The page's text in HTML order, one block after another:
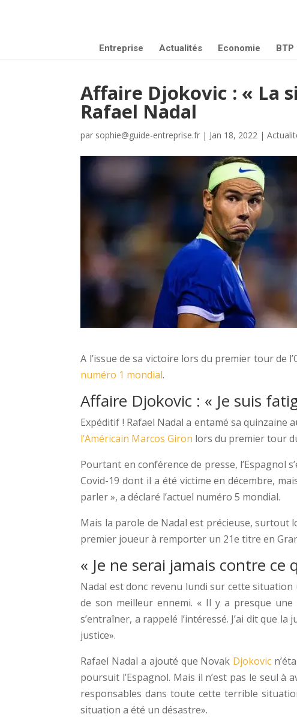
Entreprise Actualités Economie BTP
Affaire Djokovic : « La
Rafael Nadal
par sophie@guide-entreprise.fr | Jan 18, 2022 |
A l’issue de sa victoire lors du premier tour de
numéro 1 mondial.
Affaire Djokovic : « Je suis
Expéditif ! Rafael Nadal a entamé sa quinzaine
l’Américain Marcos Giron lors du premier tour
Pourtant en conférence de presse, l’Espagnol
Covid-19 dont il a été victime en décembre,
parler », a déclaré l’actuel numéro 5 mondial.
Mais la parole de Nadal est précieuse, surtout
premier joueur à remporter un 21e titre en
« Je ne serai jamais contre ce
Nadal est donc revenu lundi sur cette
de son meilleur ennemi. « Il y a presque
s’entraîner, a rappelé l’intéressé. J’ai dit que
justice».
Rafael Nadal a ajouté que Novak Djokovic
poursuit l’Espagnol. Mais il n’est pas le seul
responsables dans toute cette terrible
situation a été un désastre».